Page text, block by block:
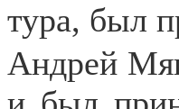
тура, был
Андрей